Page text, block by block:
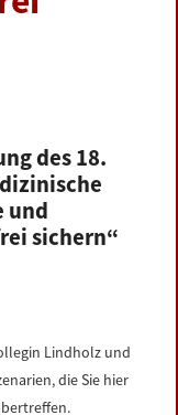
des 18.
und
sichern“
Lindholz und
die Sie hier